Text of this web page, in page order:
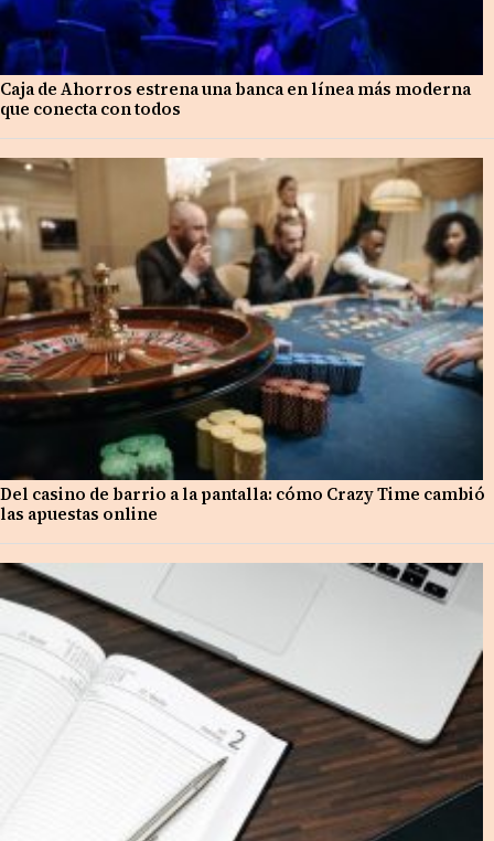
Caja de Ahorros estrena una banca en línea más moderna
que conecta con todos
Del casino de barrio a la pantalla: cómo Crazy Time cambió
las apuestas online